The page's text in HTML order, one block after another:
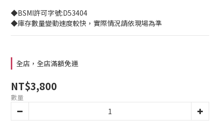
◆BSMI許可字號:D53404
◆庫存數量變動速度較快，實際情況請依現場為準
全店，全店滿額免運
NT$3,800
數量